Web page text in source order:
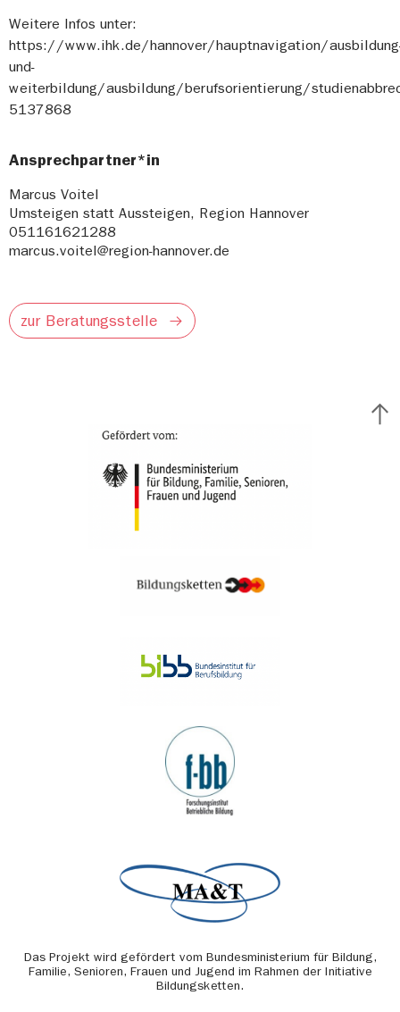
Weitere Infos unter:
https://www.ihk.de/hannover/hauptnavigation/
und-
weiterbildung/ausbildung/berufsorientierung/
5137868
Ansprechpartner*in
Marcus Voitel
Umsteigen statt Aussteigen, Region Hannover
051161621288
marcus.voitel@region-hannover.de
zur Beratungsstelle
Das Projekt wird gefördert vom Bundesministerium für Bildung,
Familie, Senioren, Frauen und Jugend im Rahmen der Initiative
Bildungsketten.